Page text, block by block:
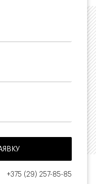
+375 (29) 257-85-85